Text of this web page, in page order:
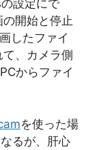
設定にで
開始と停止
したファイ
、カメラ側
からファイ
を使った場
るが、肝心